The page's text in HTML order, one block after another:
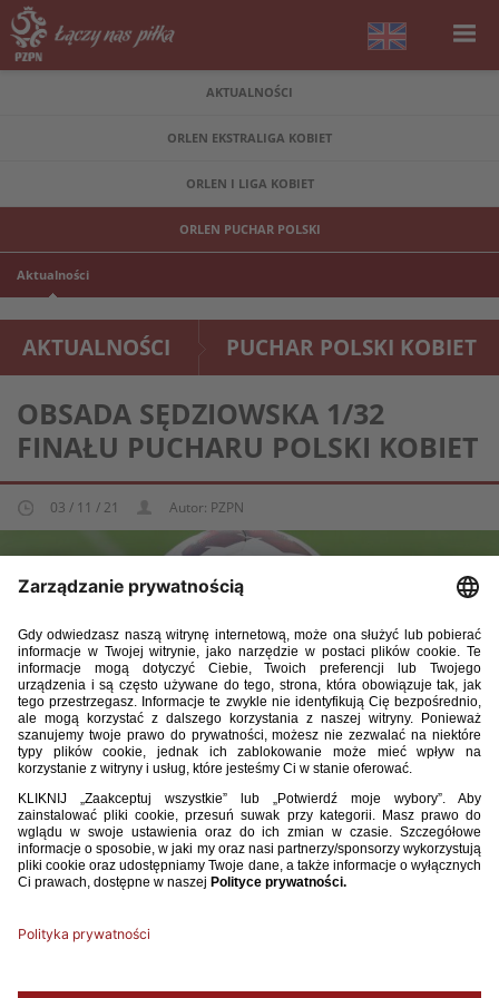
AKTUALNOŚCI
ORLEN EKSTRALIGA KOBIET
ORLEN I LIGA KOBIET
ORLEN PUCHAR POLSKI
Aktualności
AKTUALNOŚCI PUCHAR POLSKI KOBIET
OBSADA SĘDZIOWSKA 1/32
FINAŁU PUCHARU POLSKI KOBIET
03 / 11 / 21 Autor: PZPN
W załączniku przedstawiamy obsadę sędziowską 1/32 finału
Pucharu Polski kobiet w sezonie 2021/2022.